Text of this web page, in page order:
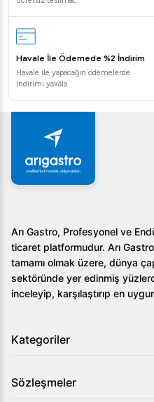
Bu su sebili hangi
Öztiryakiler Soğuk Su
catering hizmetleri gibi
mekanlar için idealdir.
Su sebilinde ne kadar
Paslanmaz çelik yapısı ve
sızdırmazlık garantisi
Nasıl sipariş verebilirim?
hizmetleriyle iletişime
edebilirsiniz.
Öztiryakiler Soğuk Su Sebili
Musluklu, işletmenizin
taşıyın!
Havale İle Ödemede %2 İndirim
Havale ile yapacağın ödemelerde
indirimi yakala
Arı Gastro, Profesyonel ve
ticaret platformudur. Arı
tamamı olmak üzere, dünya
sektöründe yer edinmiş
inceleyip, karşılaştırıp en
Kategoriler
Sözleşmeler